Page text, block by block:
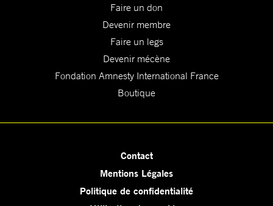
Faire un don
Devenir membre
Faire un legs
Devenir mécène
Fondation Amnesty International France
Boutique
Contact
Mentions Légales
Politique de confidentialité